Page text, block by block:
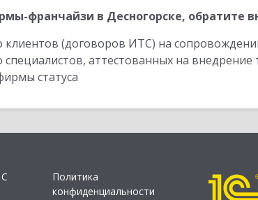
франчайзи в Десногорске, обратите
клиентов (договоров ИТС) на
специалистов, аттестованных на
статуса
Политика
конфиденциальности